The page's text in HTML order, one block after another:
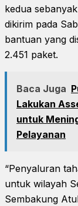
kedua
dikirim pada
bantuan yang
2.451 paket.
Baca Juga
Lakukan
untuk
Pelayanan
“Penyaluran
untuk wilayah
Sembakung